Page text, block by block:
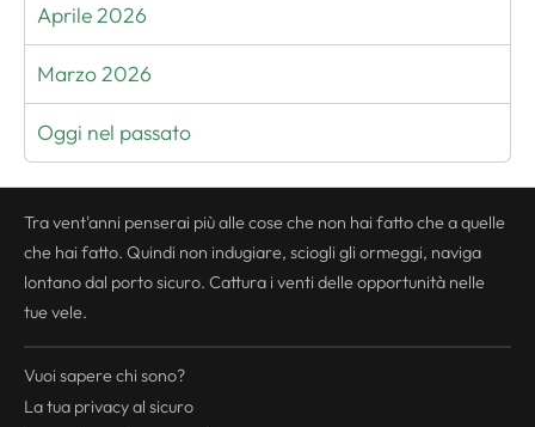
Aprile 2026
Marzo 2026
Oggi nel passato
Tra vent'anni penserai più alle cose che non hai fatto che a quelle
che hai fatto. Quindi non indugiare, sciogli gli ormeggi, naviga
lontano dal porto sicuro. Cattura i venti delle opportunità nelle
tue vele.
Vuoi sapere chi sono?
La tua privacyal sicuro